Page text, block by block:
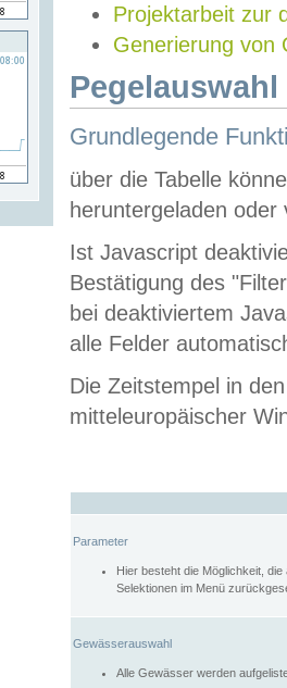
Projektarbeit zur
Generierung von
Grundlegende
über die Tabelle
heruntergeladen oder
Ist Javascript
Bestätigung des
bei deaktiviertem
alle Felder
Die Zeitstempel in
mitteleuropäischer
Parameter
Hier besteht die Möglichkeit,
Selektionen im Menü
Gewässerauswahl
Alle Gewässer werden